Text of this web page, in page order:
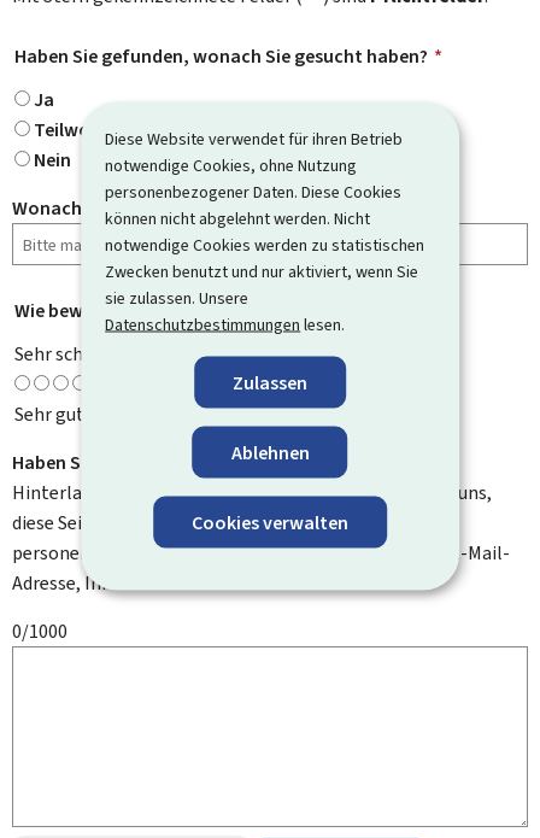
Diese Website verwendet für ihren Betrieb
notwendige Cookies, ohne Nutzung
personenbezogener Daten. Diese Cookies
können nicht abgelehnt werden. Nicht
notwendige Cookies werden zu statistischen
Zwecken benutzt und nur aktiviert, wenn Sie
sie zulassen. Unsere
Datenschutzbestimmungen lesen.
Zulassen
Ablehnen
Cookies verwalten
Haben Sie gefunden, wonach Sie gesucht haben? *
Ja
Teilweise
Nein
Wonach haben Sie gesucht?
Wie bewerten Sie diese Seite?
Sehr schlecht
Sehr gut
Haben Sie Verbesserungsvorschläge?
Hinterlassen Sie uns einen Kommentar und helfen Sie uns,
diese Seite zu verbessern. Bitte geben Sie keine
personenbezogenen Daten an, wie zum Beispiel Ihre E-Mail-
Adresse, Ihren Namen oder Ihre Telefonnummer.
0/1000